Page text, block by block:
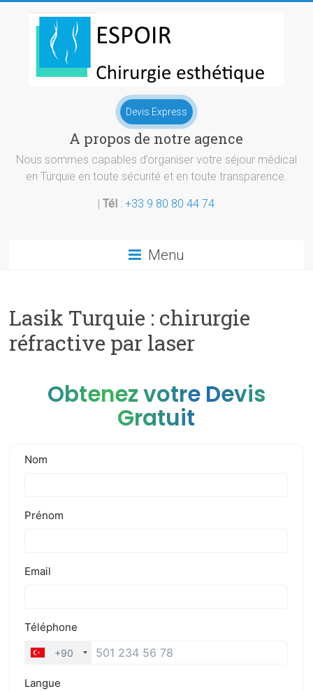
Chirurgie
esthetique
Turquie
Devis Express
A propos de notre agence
Nous sommes capables d’organiser votre séjour médical
en Turquie en toute sécurité et en toute transparence.
|Tél :+33 9 80 80 44 74
Menu
Lasik Turquie : chirurgie
réfractive par laser
Obtenez votre Devis
Gratuit